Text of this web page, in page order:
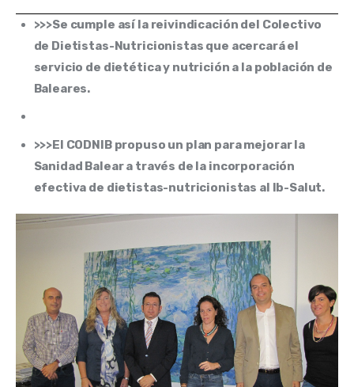
>>>Se cumple así la reivindicación del Colectivo
de Dietistas-Nutricionistas que acercará el
servicio de dietética y nutrición a la población de
Baleares.
>>>El CODNIB propuso un plan para mejorar la
Sanidad Balear a través de la incorporación
efectiva de dietistas-nutricionistas al Ib-Salut.